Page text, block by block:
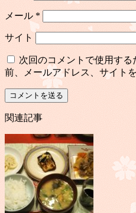
メール *
サイト
次回のコメントで使用す
前、メールアドレス、サイト
関連記事